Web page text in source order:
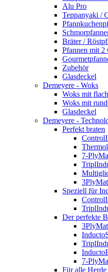
Alu Pro
Teppanyaki /
Bräter /
Pfannen mit 2
Zubehör
Glasdeckel
Demeyere - Woks
Woks mit
Woks mit
Glasdeckel
Demeyere -
Perfekt braten
7-
Speziell für
Der perfekte
7-
Für alle Herde